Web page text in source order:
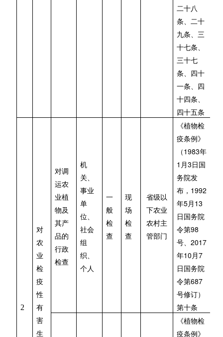
二十八
条、二十
九条、三
十七条、
三十七
条、四十
一条、四
十四条、
四十五条
2
对
农
业
检
疫
性
有
害
生
对调
运农
业植
物及
其产
品的
行政
检查
机
关、
事业
单
位、
社会
组
织、
个人
一
般
检
查
现
场
检
查
省级以
下农业
农村主
管部门
《植物检
疫条例》
（ 1983年
1 月 3 日国
务院发
布， 1992
年5月 13
日国务院
令第98
号、 2017
年10 月 7
日国务院
令第687
号修订）
第十条
《植物检
疫条例》